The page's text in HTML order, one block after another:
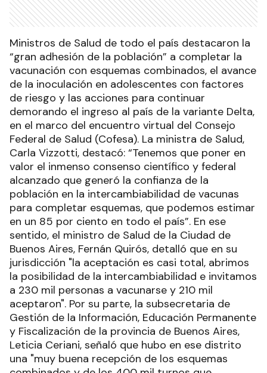
Ministros de Salud de todo el país destacaron la
“gran adhesión de la población” a completar la
vacunación con esquemas combinados, el avance
de la inoculación en adolescentes con factores
de riesgo y las acciones para continuar
demorando el ingreso al país de la variante Delta,
en el marco del encuentro virtual del Consejo
Federal de Salud (Cofesa). La ministra de Salud,
Carla Vizzotti, destacó: “Tenemos que poner en
valor el inmenso consenso científico y federal
alcanzado que generó la confianza de la
población en la intercambiabilidad de vacunas
para completar esquemas, que podemos estimar
en un 85 por ciento en todo el país”. En ese
sentido, el ministro de Salud de la Ciudad de
Buenos Aires, Fernán Quirós, detalló que en su
jurisdicción "la aceptación es casi total, abrimos
la posibilidad de la intercambiabilidad e invitamos
a 230 mil personas a vacunarse y 210 mil
aceptaron". Por su parte, la subsecretaria de
Gestión de la Información, Educación Permanente
y Fiscalización de la provincia de Buenos Aires,
Leticia Ceriani, señaló que hubo en ese distrito
una "muy buena recepción de los esquemas